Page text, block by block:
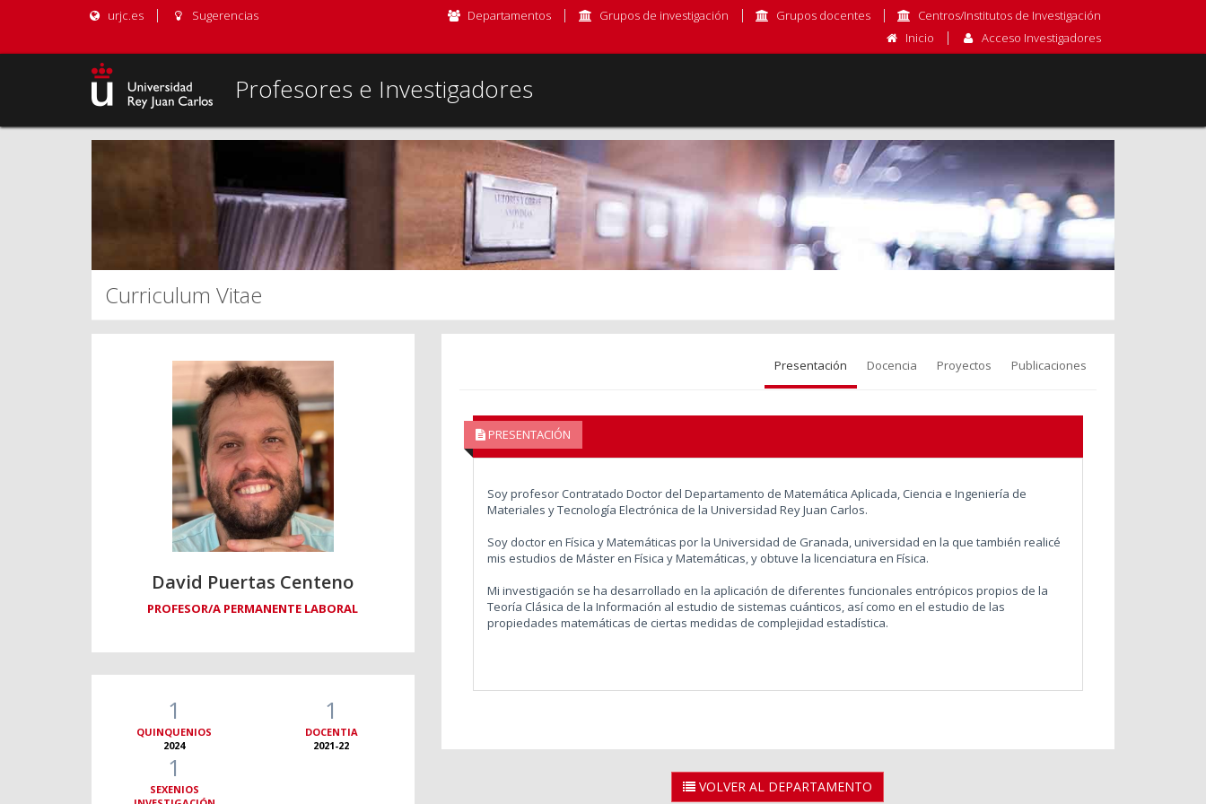
urjc.es Sugerencias Departamentos Grupos de investigación Grupos docentes
Centros/Institutos de Investigación
Inicio
Acceso Investigadores
Profesores e Investigadores
Curriculum Vitae
David Puertas Centeno
PROFESOR/A PERMANENTE LABORAL
1
QUINQUENIOS
2024
1
DOCENTIA
2021-22
1
SEXENIOS
Presentación Docencia Proyectos Publicaciones
PRESENTACIÓN
Soy profesor Contratado Doctor del Departamento de Matemática Aplicada, Ciencia e Ingeniería de
Materiales y Tecnología Electrónica de la Universidad Rey Juan Carlos.
Soy doctor en Física y Matemáticas por la Universidad de Granada, universidad en la que también realicé
mis estudios de Máster en Física y Matemáticas, y obtuve la licenciatura en Física.
Mi investigación se ha desarrollado en la aplicación de diferentes funcionales entrópicos propios de la
Teoría Clásica de la Información al estudio de sistemas cuánticos, así como en el estudio de las
propiedades matemáticas de ciertas medidas de complejidad estadística.
VOLVER AL DEPARTAMENTO